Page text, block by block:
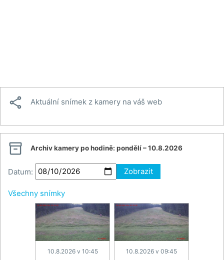
 Aktuální snímek z kamery na váš web
 Archiv kamery po hodině: pondělí – 10.8.2026
Datum: Zobrazit
Všechny snímky
10.8.2026 v 10:45 10.8.2026 v 09:45